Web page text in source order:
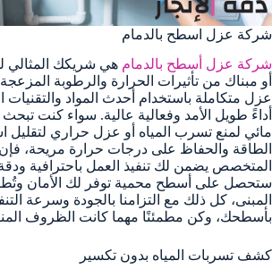
شركة عزل اسطح بالدمام
شركة عزل أسطح بالدمام هي شريكك المثالي
أو مبناك من تأثيرات الحرارة والرطوبة
عزل متكاملة باستخدام أحدث المواد
أداءً طويل الأمد وفعالية عالية. سواء كنت
مائي لمنع تسرب المياه أو عزل حراري لتقليل
الطاقة والحفاظ على درجات حرارة مريحة، فإن
المتخصص يضمن لك تنفيذ العمل باحترافية
ستحصل على أسطح محمية توفر لك الأمان
المبنى، كل ذلك مع التزامنا بالجودة وسرعة
بأسطحك، وكن مطمئنًا مهما كانت الظروف
كشف تسربات المياه بدون تكسير